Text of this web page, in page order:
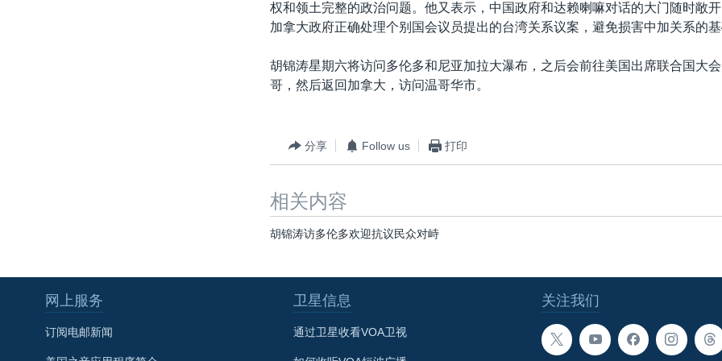
权和领土完整的政治问题。他又表示，中国政府和达赖喇嘛对话的大门随时敞
加拿大政府正确处理个别国会议员提出的台湾关系议案，避免损害中加关系的
胡锦涛星期六将访问多伦多和尼亚加拉大瀑布，之后会前往美国出席联合国大
哥，然后返回加拿大，访问温哥华市。
分享 Follow us 打印
相关内容
胡锦涛访多伦多欢迎抗议民众对峙
关注我们
网上服务
订阅电邮新闻
卫星信息
通过卫星收看VOA卫视